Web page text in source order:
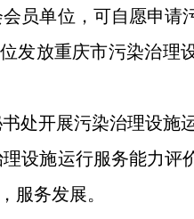
员单位，可自愿申请
发放重庆市污染治理
处开展污染治理设施
设施运行服务能力评
服务发展。